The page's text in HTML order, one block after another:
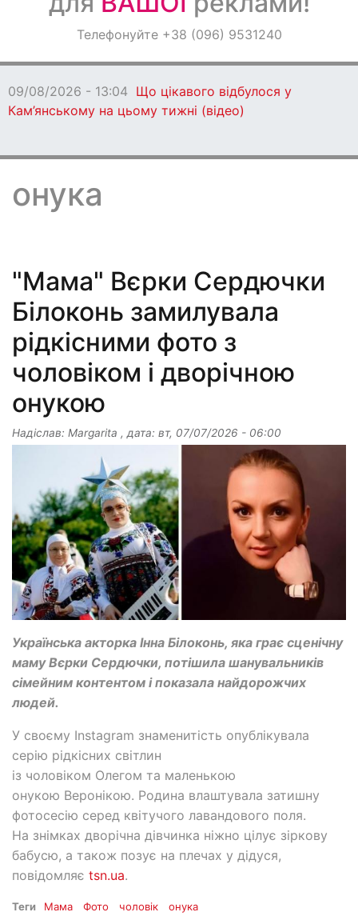
ОголошенняТелефонуйте +38 (096) 9531240
09/08/2026 - 13:04 Що цікавого відбулося у
Кам’янському на цьому тижні (відео)
онука
"Мама" Вєрки Сердючки
Білоконь замилувала
рідкісними фото з
чоловіком і дворічною
онукою
Надіслав: Margarita , дата: вт, 07/07/2026 - 06:00
Українська акторка Інна Білоконь, яка грає сценічну
маму Вєрки Сердючки, потішила шанувальників
сімейним контентом і показала найдорожчих
людей.
У своєму Instagram знаменитість опублікувала
серію рідкісних світлин
із чоловіком Олегом та маленькою
онукою Веронікою. Родина влаштувала затишну
фотосесію серед квітучого лавандового поля.
На знімках дворічна дівчинка ніжно цілує зіркову
бабусю, а також позує на плечах у дідуся,
повідомляє tsn.ua.
Теги Мама Фото чоловік онука